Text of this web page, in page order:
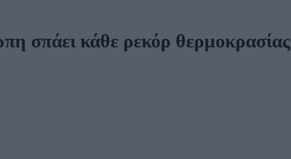
σπάει κάθε ρεκόρ θερμοκρασίας